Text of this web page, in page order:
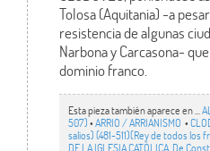
Tolosa (Aquitania) -a
resistencia de algunas
Narbona y Carcasona-
dominio franco.
Esta pieza también aparece en ...
507)•ARRIO / ARRIANISMO •
salios) (481-511)(Rey de todos los
DE LA IGLESIA CATÓLICA. De